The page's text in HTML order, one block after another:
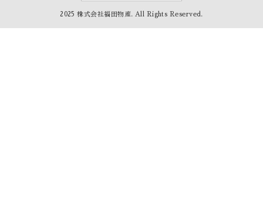
2025 株式会社福田物産. All Rights Reserved.